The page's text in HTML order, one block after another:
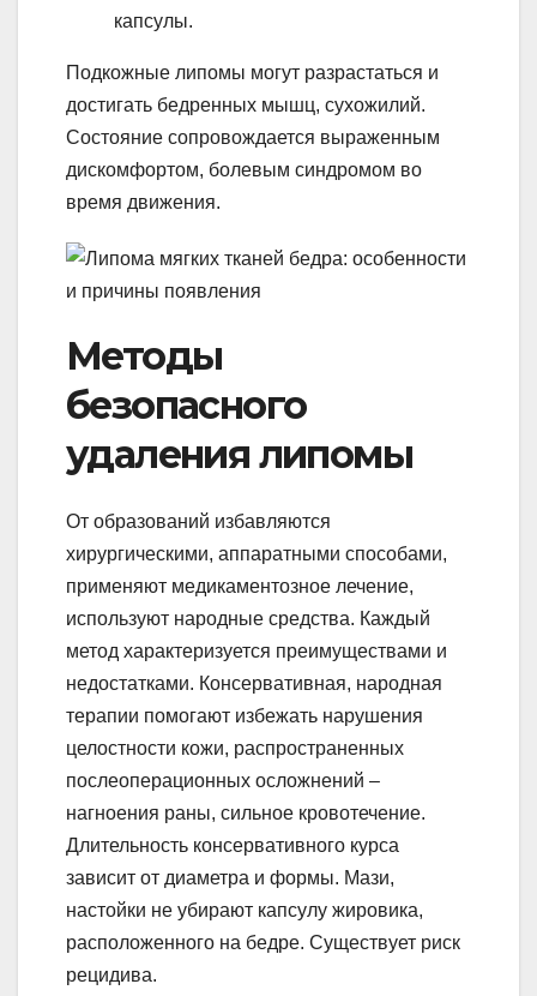
капсулы.
Подкожные липомы могут разрастаться и
достигать бедренных мышц, сухожилий.
Состояние сопровождается выраженным
дискомфортом, болевым синдромом во
время движения.
Методы
безопасного
удаления липомы
От образований избавляются
хирургическими, аппаратными способами,
применяют медикаментозное лечение,
используют народные средства. Каждый
метод характеризуется преимуществами и
недостатками. Консервативная, народная
терапии помогают избежать нарушения
целостности кожи, распространенных
послеоперационных осложнений –
нагноения раны, сильное кровотечение.
Длительность консервативного курса
зависит от диаметра и формы. Мази,
настойки не убирают капсулу жировика,
расположенного на бедре. Существует риск
рецидива.